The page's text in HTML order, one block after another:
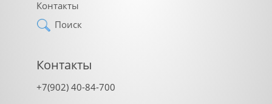
Контакты
Поиск
Контакты
+7(902) 40-84-700